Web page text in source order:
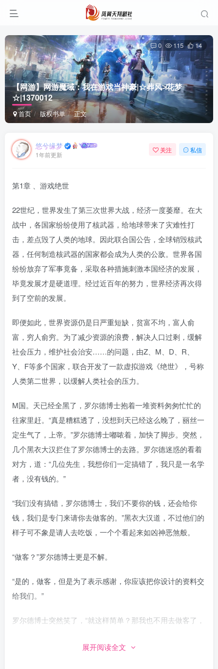
【网游】网游魔域：我在游戏当神豪|☆葬风≯花梦
☆|1370012
首页 版权书单 正文
0 115 14
悠兮缘梦
1年前更新
关注 私信
第1章 、游戏绝世
22世纪，世界发生了第三次世界大战，经济一度萎靡。在大
战中，各国家纷纷使用了核武器，给地球带来了灾难性打
击，差点毁了人类的地球。因此联合国公告，全球销毁核武
器，任何制造核武器的国家都会成为人类的公敌。世界各国
纷纷放弃了军事竟备，采取各种措施刺激本国经济的发展，
毕竟发展才是硬道理。经过近百年的努力，世界经济再次得
到了空前的发展。
即便如此，世界资源仍是日严重短缺，贫富不均，富人俞
富，穷人俞穷。为了减少资源的浪费，解决人口过剩，缓解
社会压力，维护社会治安……的问题，由Z、M、D、R、
Y、F等多个国家，联合开发了一款虚拟游戏《绝世》，号称
人类第二世界，以缓解人类社会的压力。
M国。天已经全黑了，罗尔德博士抱着一堆资料匆匆忙忙的
往家里赶。“真是糟糕透了，没想到天已经这么晚了，丽丝一
定生气了，上帝。”罗尔德博士嘟哝着，加快了脚步。突然，
几个黑衣大汉拦住了罗尔德博士的去路。罗尔德迷惑的看着
对方，道：“几位先生，我想你们一定搞错了，我只是一名学
者，没有钱的。”
“我们没有搞错，罗尔德博士，我们不要你的钱，还会给你
钱，我们是专门来请你去做客的。”黑衣大汉道，不过他们的
样子可不象是请人去吃饭，一个个看起来如凶神恶煞般。
“做客？”罗尔德博士更是不解。
“是的，做客，但是为了表示感谢，你应该把你设计的资料交
给我们。”
罗尔德博士突然笑了，“就这样简单？那我也不用去做客了，
展开阅读全文